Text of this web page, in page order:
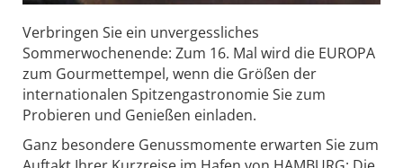
Verbringen Sie ein unvergessliches
Sommerwochenende: Zum 16. Mal wird die EUROPA
zum Gourmettempel, wenn die Größen der
internationalen Spitzengastronomie Sie zum
Probieren und Genießen einladen.
Ganz besondere Genussmomente erwarten Sie zum